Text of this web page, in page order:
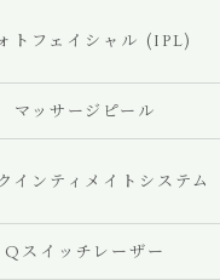
トフェイシャル (IPL)
マッサージピール
インティメイトシステム
Qスイッチレーザー